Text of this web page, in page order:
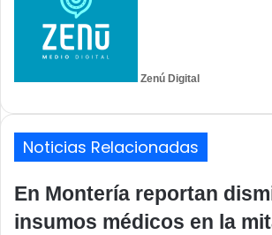
Zenú Digital
Noticias Relacionadas
En Montería reportan
insumos médicos en la